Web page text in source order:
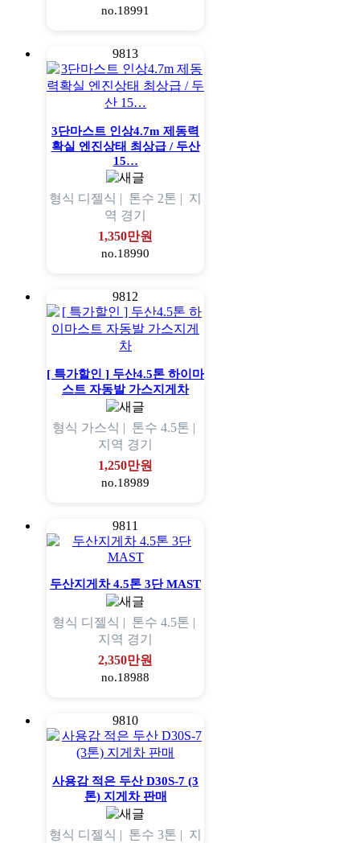
no.18991
9813
3단마스트 인상4.7m 제동력
확실 엔진상태 최상급 / 두산
15…
형식 디젤식 | 톤수 2톤 | 지
역 경기
1,350만원
no.18990
9812
[ 특가할인 ] 두산4.5톤 하이마
스트 자동발 가스지게차
형식 가스식 | 톤수 4.5톤 |
지역 경기
1,250만원
no.18989
9811
두산지게차 4.5톤 3단 MAST
형식 디젤식 | 톤수 4.5톤 |
지역 경기
2,350만원
no.18988
9810
사용감 적은 두산 D30S-7 (3
톤) 지게차 판매
형식 디젤식 | 톤수 3톤 | 지